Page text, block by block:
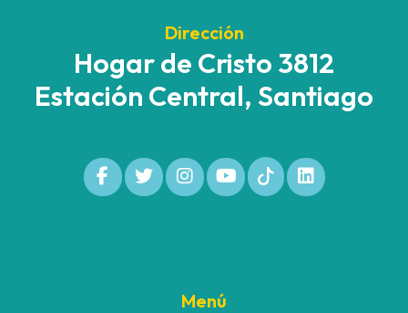
Dirección
Hogar de Cristo 3812
Estación Central, Santiago
Menú